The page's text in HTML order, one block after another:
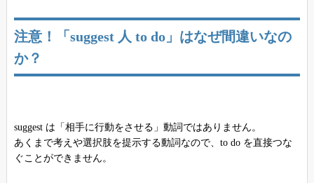
注意！「suggest 人 to do」はなぜ間違いなの
か？
suggest は「相手に行動をさせる」動詞ではありません。
あくまで考えや選択肢を提示する動詞なので、to do を直接つな
ぐことができません。